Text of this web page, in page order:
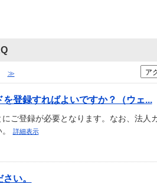
≫
登録すればよいですか？（ウェ...
ご登録が必要となります。なお、法人
詳細表示
い。